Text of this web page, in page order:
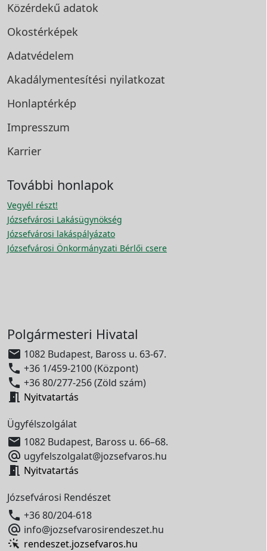
Közérdekű adatok
Okostérképek
Adatvédelem
Akadálymentesítési nyilatkozat
Honlaptérkép
Impresszum
Karrier
További honlapok
Vegyél részt!
Józsefvárosi Lakásügynökség
Józsefvárosi lakáspályázato
Józsefvárosi Önkormányzati Bérlői csere
Polgármesteri Hivatal
 1082 Budapest, Baross u. 63-67.
 +36 1/459-2100 (Központ)
 +36 80/277-256 (Zöld szám)
 Nyitvatartás
Ügyfélszolgálat
 1082 Budapest, Baross u. 66–68.
 ugyfelszolgalat@jozsefvaros.hu
 Nyitvatartás
Józsefvárosi Rendészet
 +36 80/204-618
 info@jozsefvarosirendeszet.hu
rendeszet.jozsefvaros.hu